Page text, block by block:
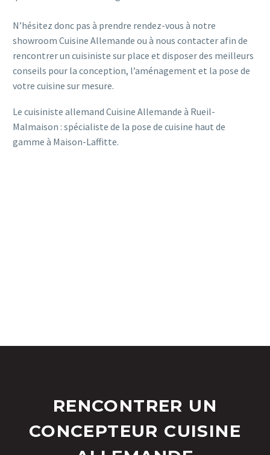
N’hésitez donc pas à prendre rendez-vous à notre
showroom Cuisine Allemande ou à nous contacter afin de
rencontrer un cuisiniste sur place et disposer des meilleurs
conseils pour la conception, l’aménagement et la pose de
votre cuisine sur mesure.
Le cuisiniste allemand Cuisine Allemande à Rueil-
Malmaison : spécialiste de la pose de cuisine haut de
gamme à Maison-Laffitte.
RENCONTRER UN
CONCEPTEUR CUISINE